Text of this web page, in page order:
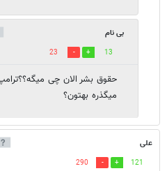
بی نام
13
23
حقوق بشر الان چی
میگذره بهتون؟
علی
121
290